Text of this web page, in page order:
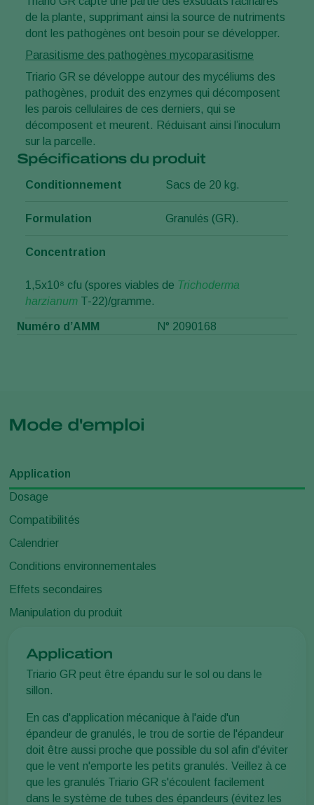
de la plante, supprimant ainsi la source de nutriments
dont les pathogènes ont besoin pour se développer.
Parasitisme des pathogènes mycoparasitisme
Triario GR se développe autour des mycéliums des
pathogènes, produit des enzymes qui décomposent
les parois cellulaires de ces derniers, qui se
décomposent et meurent. Réduisant ainsi l’inoculum
sur la parcelle.
Spécifications du produit
Conditionnement Sacs de 20 kg.
Formulation Granulés (GR).
Concentration
1,5x10⁸ cfu (spores viables de Trichoderma
harzianum T-22)/gramme.
Numéro d’AMM N° 2090168
Mode d'emploi
Application
Dosage
Compatibilités
Calendrier
Conditions environnementales
Effets secondaires
Manipulation du produit
Application
Triario GR peut être épandu sur le sol ou dans le
sillon.
En cas d'application mécanique à l'aide d'un
épandeur de granulés, le trou de sortie de l'épandeur
doit être aussi proche que possible du sol afin d'éviter
que le vent n'emporte les petits granulés. Veillez à ce
que les granulés Triario GR s'écoulent facilement
dans le système de tubes des épandeurs (évitez les